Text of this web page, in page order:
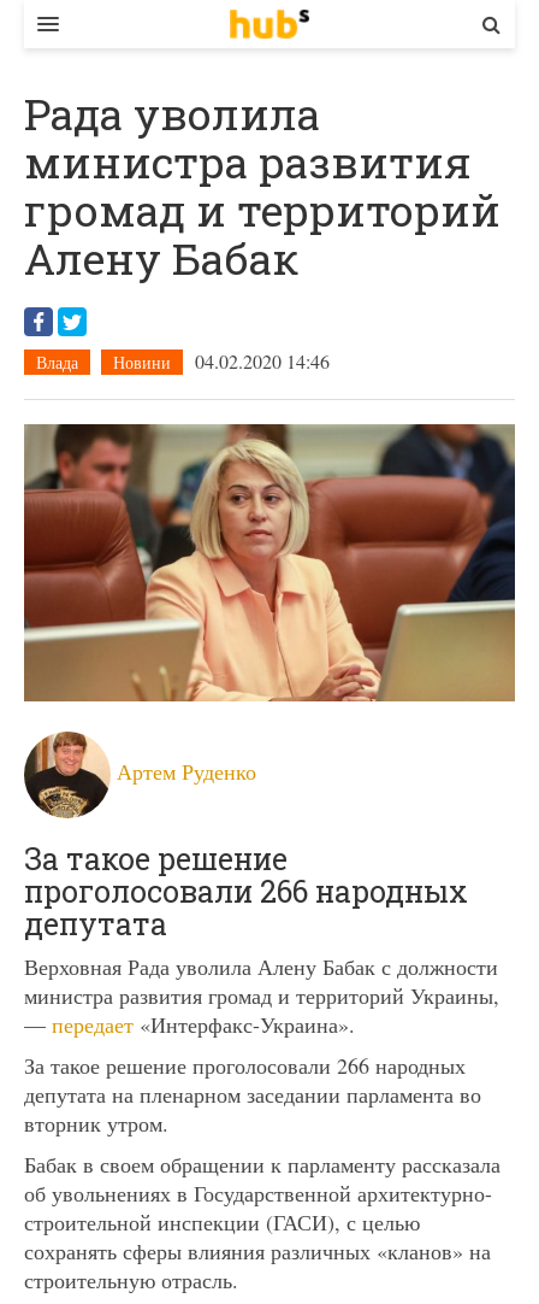
ЕКОНОМІКА
БІЗНЕС
СТАРТЕР
КОНТАКТИ
Рада уволила
министра развития
громад и территорий
Алену Бабак
Влада Новини 04.02.2020 14:46
Артем Руденко
За такое решение
проголосовали 266 народных
депутата
Верховная Рада уволила Алену Бабак с должности
министра развития громад и территорий Украины,
— передает «Интерфакс-Украина».
За такое решение проголосовали 266 народных
депутата на пленарном заседании парламента во
вторник утром.
Бабак в своем обращении к парламенту рассказала
об увольнениях в Государственной архитектурно-
строительной инспекции (ГАСИ), с целью
сохранять сферы влияния различных «кланов» на
строительную отрасль.